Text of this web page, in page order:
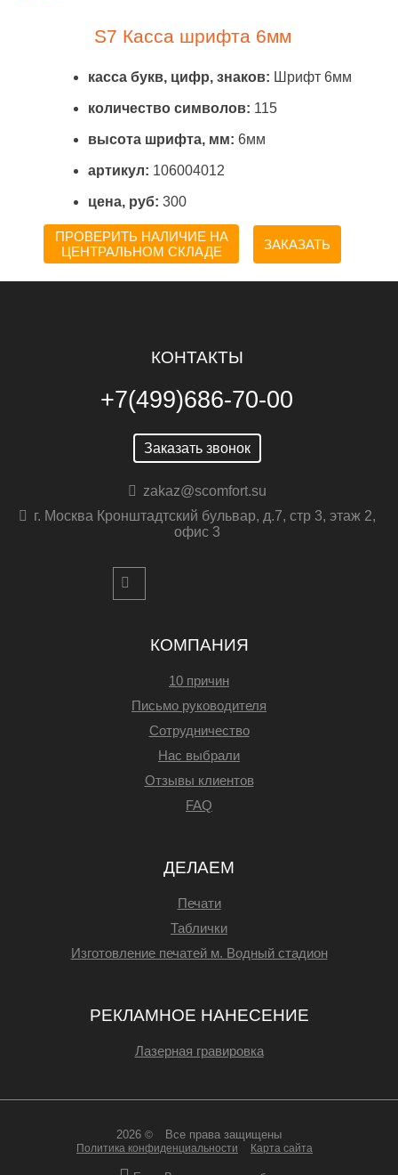
S7 Касса шрифта 6мм
касса букв, цифр, знаков: Шрифт 6мм
количество символов: 115
высота шрифта, мм: 6мм
артикул: 106004012
цена, руб: 300
ПРОВЕРИТЬ НАЛИЧИЕ НА
ЦЕНТРАЛЬНОМ СКЛАДЕ
ЗАКАЗАТЬ
КОНТАКТЫ
+7(499)686-70-00
Заказать звонок
zakaz@scomfort.su
г. Москва Кронштадтский бульвар, д.7, стр 3, этаж 2,
офис 3
КОМПАНИЯ
10 причин
Письмо руководителя
Сотрудничество
Нас выбрали
Отзывы клиентов
FAQ
ДЕЛАЕМ
Печати
Таблички
Изготовление печатей м. Водный стадион
РЕКЛАМНОЕ НАНЕСЕНИЕ
Лазерная гравировка
2026 © Все права защищены
Политика конфиденциальности Карта сайта